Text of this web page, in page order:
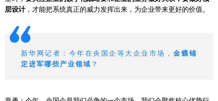
层设计 ，才能把系统真正的威力发挥出来，为企业带来更好的价值。
新华网记者：今年在央国企等大企业市场，金蝶锚
定进军哪些产业领域 ？